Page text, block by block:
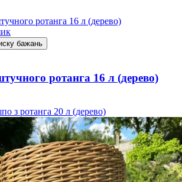
бажань
ротанга 16 л (дерево)